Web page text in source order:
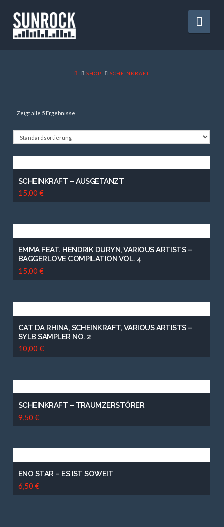
HOME
SHOP SCHEINKRAFT
Zeigt alle 5 Ergebnisse
SCHEINKRAFT – AUSGETANZT
15,00 €
EMMA FEAT. HENDRIK DURYN, VARIOUS ARTISTS –
BAGGERLOVE COMPILATION VOL. 4
15,00 €
CAT DA RHINA, SCHEINKRAFT, VARIOUS ARTISTS –
SYLB SAMPLER NO. 2
10,00 €
SCHEINKRAFT – TRAUMZERSTÖRER
9,50 €
ENO STAR – ES IST SOWEIT
6,50 €